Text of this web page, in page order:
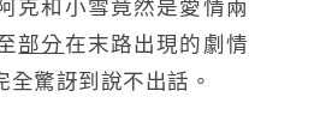
克和小雪竟然是愛情兩
部分在末路出現的劇情
驚訝到說不出話。